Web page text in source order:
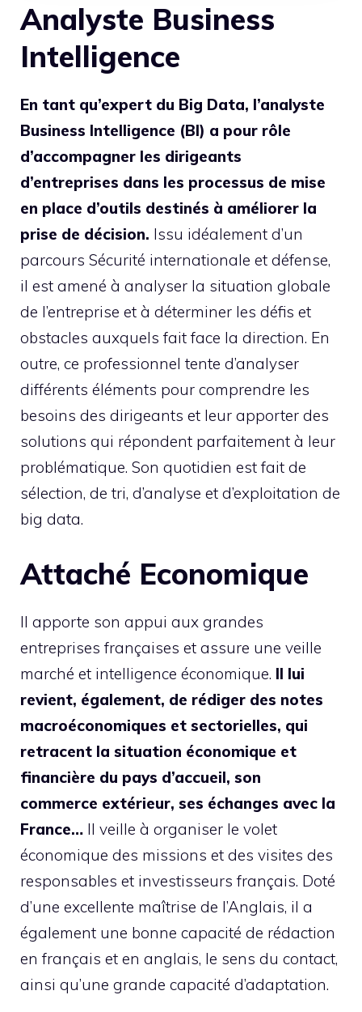
Analyste Business
Intelligence
En tant qu’expert du Big Data, l’analyste
Business Intelligence (BI) a pour rôle
d’accompagner les dirigeants
d’entreprises dans les processus de mise
en place d’outils destinés à améliorer la
prise de décision. Issu idéalement d’un
parcours Sécurité internationale et défense,
il est amené à analyser la situation globale
de l’entreprise et à déterminer les défis et
obstacles auxquels fait face la direction. En
outre, ce professionnel tente d’analyser
différents éléments pour comprendre les
besoins des dirigeants et leur apporter des
solutions qui répondent parfaitement à leur
problématique. Son quotidien est fait de
sélection, de tri, d’analyse et d’exploitation de
big data.
Attaché Economique
Il apporte son appui aux grandes
entreprises françaises et assure une veille
marché et intelligence économique. Il lui
revient, également, de rédiger des notes
macroéconomiques et sectorielles, qui
retracent la situation économique et
financière du pays d’accueil, son
commerce extérieur, ses échanges avec la
France… Il veille à organiser le volet
économique des missions et des visites des
responsables et investisseurs français. Doté
d’une excellente maîtrise de l’Anglais, il a
également une bonne capacité de rédaction
en français et en anglais, le sens du contact,
ainsi qu’une grande capacité d’adaptation.